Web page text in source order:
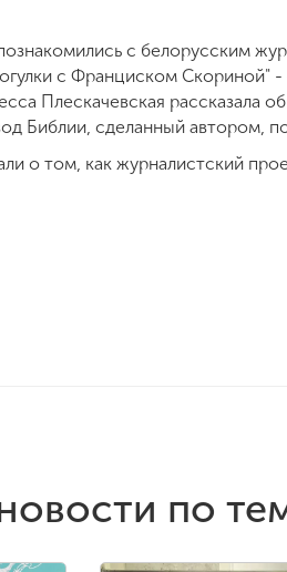
с белорусским
с Франциском Скориной"
Плескачевская рассказала
Библии, сделанный автором,
о том, как журналистский
по